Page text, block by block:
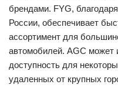
брендами. FYG,
России, обеспечивает
ассортимент для
автомобилей. AGC может
доступность для
удаленных от крупных